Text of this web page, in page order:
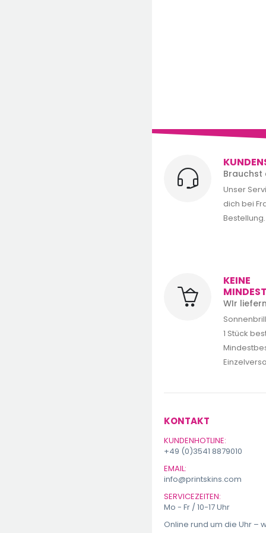
Brauchst
Unser
dich bei
Bestellung.
KEINE
WIr
1 Stück
KONTAKT
KUNDENHOTLINE:
+49 (0)3541 8879010
EMAIL:
info@printskins.com
SERVICEZEITEN:
Mo - Fr / 10-17 Uhr
Online rund um die Uhr –